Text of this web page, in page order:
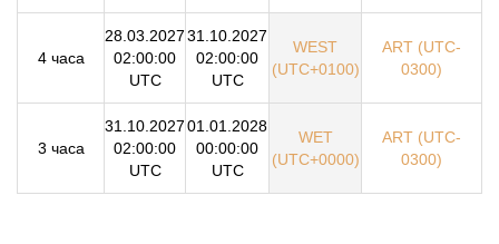
4 часа
28.03.2027
02:00:00
UTC
31.10.2027
02:00:00
UTC
WEST
(UTC+0100)
ART (UTC-
0300)
3 часа
31.10.2027
02:00:00
UTC
01.01.2028
00:00:00
UTC
WET
(UTC+0000)
ART (UTC-
0300)